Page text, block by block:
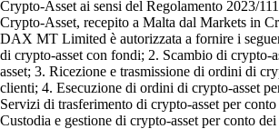
Crypto-Asset ai sensi del Regolamento 2023/
Crypto-Asset, recepito a Malta dal Markets in
DAX MT Limited è autorizzata a fornire i
di crypto-asset con fondi; 2. Scambio di crypto-
asset; 3. Ricezione e trasmissione di ordini di
clienti; 4. Esecuzione di ordini di crypto-asset
Servizi di trasferimento di crypto-asset per
Custodia e gestione di crypto-asset per conto